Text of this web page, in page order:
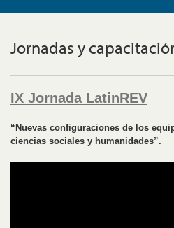
Jornadas y
IX Jornada LatinREV
“Nuevas configuraciones de los
ciencias sociales y humanidades”.